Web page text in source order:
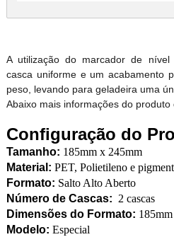
A utilização do marcador de nível
casca uniforme e um acabamento
peso, levando para geladeira uma
Abaixo mais informações do
Configuração do
Tamanho: 185mm x 245mm
Material: PET, Polietileno e
Formato: Salto Alto Aberto
Número de Cascas: 2 cascas
Dimensões do Formato:
Modelo: Especial